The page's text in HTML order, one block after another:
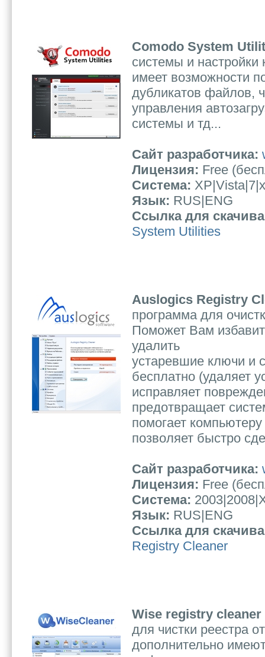
Comodo System
системы и
имеет возможности
дубликатов файлов,
управления
системы и тд...
Сайт разработчика:
Лицензия: Free
Система:
Язык: RUS|ENG
Ссылка для
System Utilities
Auslogics Registry
программа для
Поможет Вам
удалить
устаревшие ключи и
бесплатно (удаляет
исправляет
предотвращает
помогает
позволяет быстро
Сайт разработчика:
Лицензия: Free
Система:
Язык: RUS|ENG
Ссылка для
Registry Cleaner
Wise registry cleaner
для чистки реестра
дополнительно